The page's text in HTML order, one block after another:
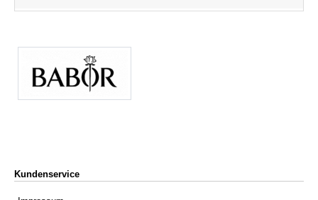
Kundenservice